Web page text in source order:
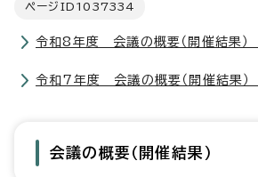
ページID 1037334
令和8年度 会議の概要（開催結果）
令和7年度 会議の概要（開催結果）
会議の概要（開催結果）